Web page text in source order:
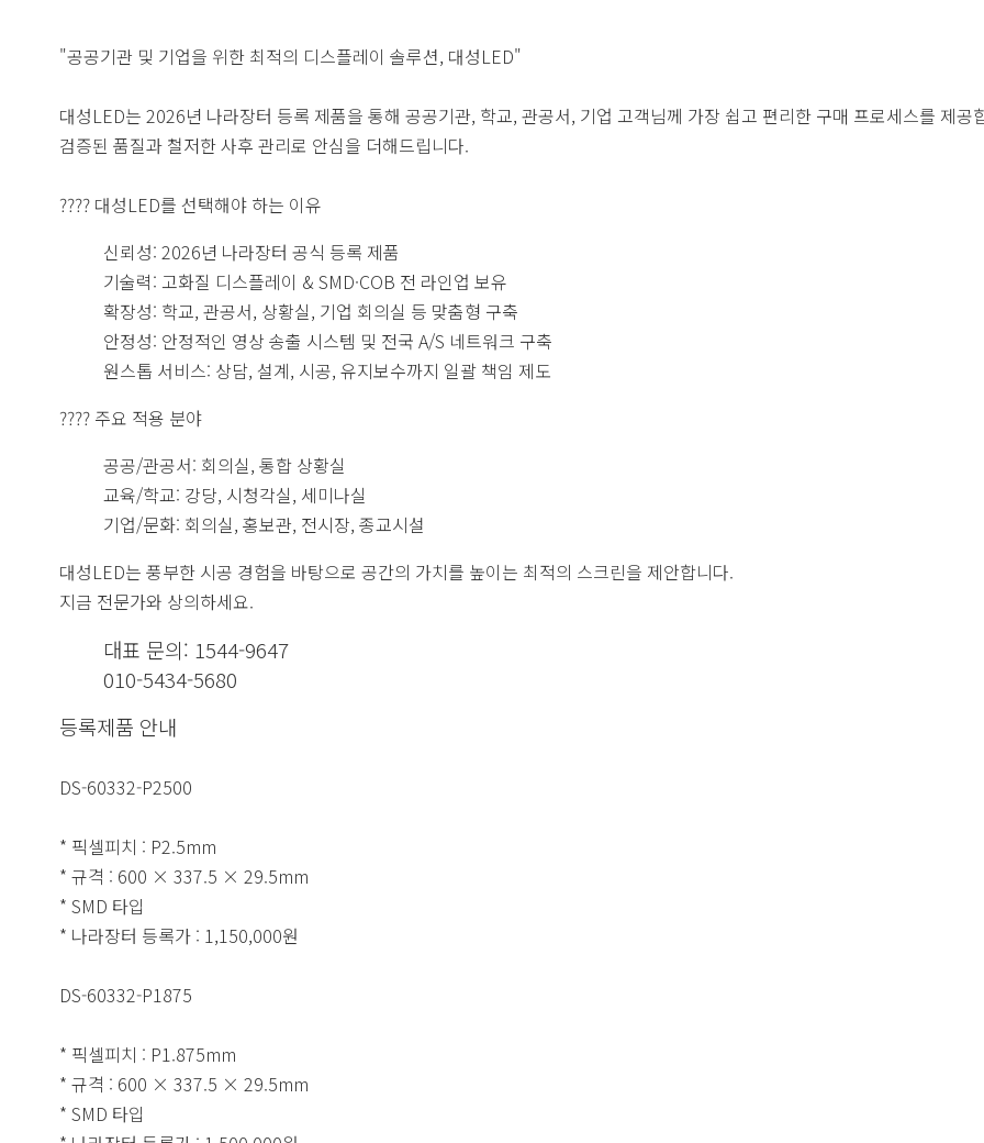
"공공기관 및 기업을 위한 최적의 디스플레이 솔루션, 대성LED"
대성LED는 2026년 나라장터 등록 제품을 통해 공공기관, 학교, 관공서, 기업 고객님께 가장 쉽고 편리한 구매 프로세스를 제공
검증된 품질과 철저한 사후 관리로 안심을 더해드립니다.
???? 대성LED를 선택해야 하는 이유
신뢰성: 2026년 나라장터 공식 등록 제품
기술력: 고화질 디스플레이 & SMD·COB 전 라인업 보유
확장성: 학교, 관공서, 상황실, 기업 회의실 등 맞춤형 구축
안정성: 안정적인 영상 송출 시스템 및 전국 A/S 네트워크 구축
원스톱 서비스: 상담, 설계, 시공, 유지보수까지 일괄 책임 제도
???? 주요 적용 분야
공공/관공서: 회의실, 통합 상황실
교육/학교: 강당, 시청각실, 세미나실
기업/문화: 회의실, 홍보관, 전시장, 종교시설
대성LED는 풍부한 시공 경험을 바탕으로 공간의 가치를 높이는 최적의 스크린을 제안합니다.
지금 전문가와 상의하세요.
대표 문의: 1544-9647
010-5434-5680
등록제품 안내
DS-60332-P2500
* 픽셀피치 : P2.5mm
* 규격 : 600 × 337.5 × 29.5mm
* SMD 타입
* 나라장터 등록가 : 1,150,000원
DS-60332-P1875
* 픽셀피치 : P1.875mm
* 규격 : 600 × 337.5 × 29.5mm
* SMD 타입